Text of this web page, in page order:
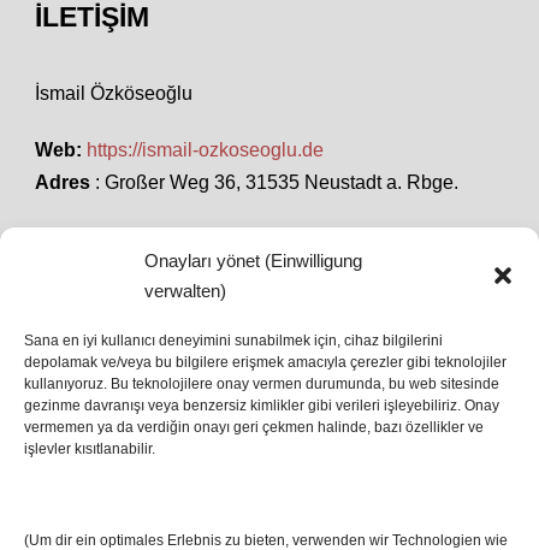
Onayları yönet (Einwilligung
verwalten)
Sana en iyi kullanıcı deneyimini sunabilmek için, cihaz bilgilerini
depolamak ve/veya bu bilgilere erişmek amacıyla çerezler gibi teknolojiler
kullanıyoruz. Bu teknolojilere onay vermen durumunda, bu web sitesinde
gezinme davranışı veya benzersiz kimlikler gibi verileri işleyebiliriz. Onay
vermemen ya da verdiğin onayı geri çekmen halinde, bazı özellikler ve
işlevler kısıtlanabilir.
(Um dir ein optimales Erlebnis zu bieten, verwenden wir Technologien wie
İLETIŞIM
İsmail Özköseoğlu
Web: https://ismail-ozkoseoglu.de
Adres : Großer Weg 36, 31535 Neustadt a. Rbge.
SON HABERLER
İstanbul’da Avrupa Ligi Finali: Freiburg ve Aston
Villa Boğaz’da Tarih Yazmaya Hazırlanıyor
08 May 2026